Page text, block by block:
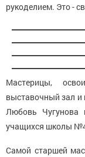
рукоделием. Это -
Мастерицы,
выставочный зал
Любовь Чугунова
учащихся школы
Самой старшей